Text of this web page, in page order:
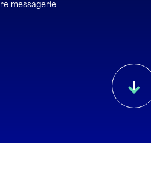
messagerie.